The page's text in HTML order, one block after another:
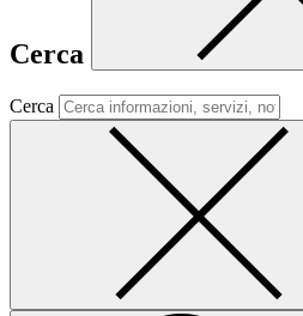
Cerca
Cerca